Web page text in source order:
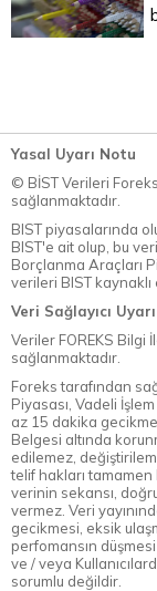
Yasal Uyarı Notu
© BİST Verileri
sağlanmaktadır.
BIST piyasalarında
BIST'e ait olup, bu
Borçlanma Araçları
verileri BIST
Veri Sağlayıcı
Veriler FOREKS Bilgi
sağlanmaktadır.
Foreks tarafından
Piyasası, Vadeli
az 15 dakika
Belgesi altında
edilemez,
telif hakları tamamen
verinin sekansı,
vermez. Veri
gecikmesi, eksik
perfomansın
ve / veya
sorumlu değildir.